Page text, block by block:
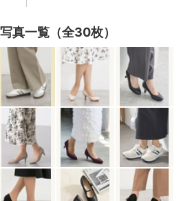
真一覧（全30枚）